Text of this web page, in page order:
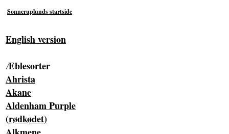
Sonneruplunds startside
English version
Æblesorter
Ahrista
Akane
Aldenham Purple
(rødkødet)